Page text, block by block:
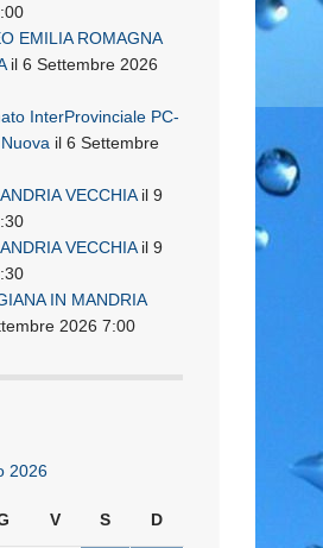
EMILIA ROMAGNA
il 6 Settembre 2026
InterProvinciale PC-
il 6 Settembre
VECCHIAil 9
VECCHIAil 9
IN MANDRIA
2026 7:00
2026
V S D